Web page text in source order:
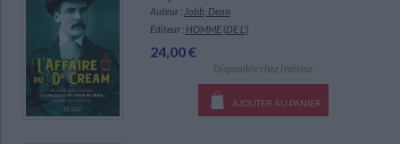
Bibliothèque de la Pléiade
Classiques scolaires
Littérature de voyage Audio - Livres lus
Littérature en version originale Humour
Ecologie - Environnement
Histoire de France
Histoire - Généralités Histoire des pays
Histoire ancienne Géographie
Auteur : Jobb, Dean
Éditeur : HOMME (DE L')
24,00 €
Disponible chez l'éditeur
AJOUTER AU PANIER